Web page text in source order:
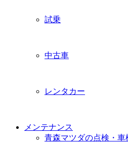
試乗
中古車
レンタカー
メンテナンス
青森マツダの点検・車